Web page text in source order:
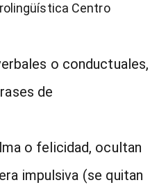
Centro
o conductuales,
de
o felicidad, ocultan
impulsiva (se quitan